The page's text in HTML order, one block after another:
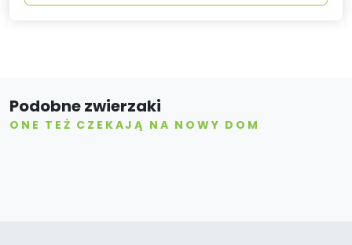
Podobne zwierzaki
ONE TEŻ CZEKAJĄ NA NOWY DOM